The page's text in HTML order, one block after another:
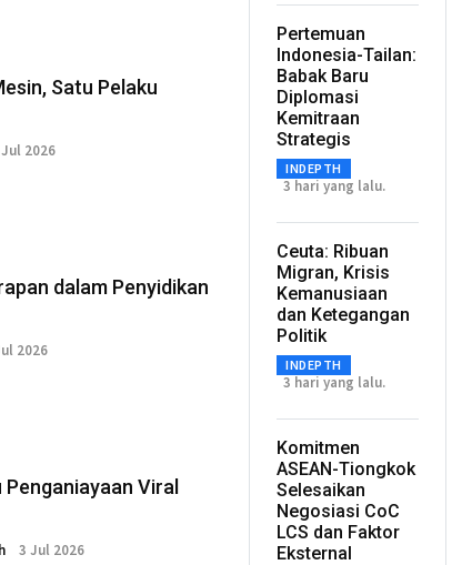
Satu Pelaku
2026
dalam Penyidikan
2026
Viral
3 Jul 2026
Pertemuan
Indonesia-Tailan:
Babak Baru
Diplomasi
Kemitraan
Strategis
INDEPTH
3 hari yang lalu.
Ceuta: Ribuan
Migran, Krisis
Kemanusiaan
dan Ketegangan
Politik
INDEPTH
3 hari yang lalu.
Komitmen
ASEAN-Tiongkok
Selesaikan
Negosiasi CoC
LCS dan Faktor
Eksternal